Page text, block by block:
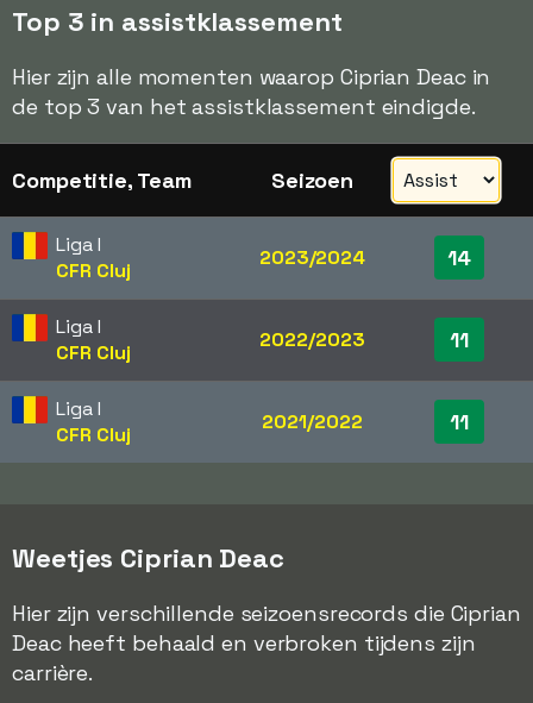
Top 3 in assistklassement
Hier zijn alle momenten waarop Ciprian Deac in
de top 3 van het assistklassement eindigde.
Competitie, Team Seizoen
Liga I
CFR Cluj
2023/2024 14
Liga I
CFR Cluj
2022/2023 11
Liga I
CFR Cluj
2021/2022 11
Weetjes Ciprian Deac
Hier zijn verschillende seizoensrecords die Ciprian
Deac heeft behaald en verbroken tijdens zijn
carrière.